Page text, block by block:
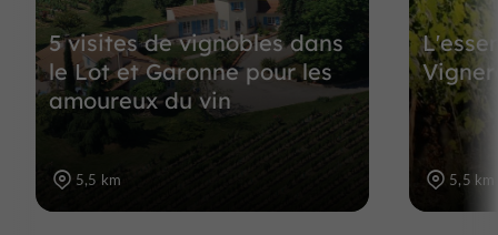
5 visites de vignobles dans
le Lot et Garonne pour les
amoureux du vin
5,5 km 5,5 km